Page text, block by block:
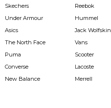
Skechers
Under Armour
Asics
The North Face
Puma
Converse
New Balance
Reebok
Hummel
Jack Wolfskin
Vans
Scooter
Lacoste
Merrell